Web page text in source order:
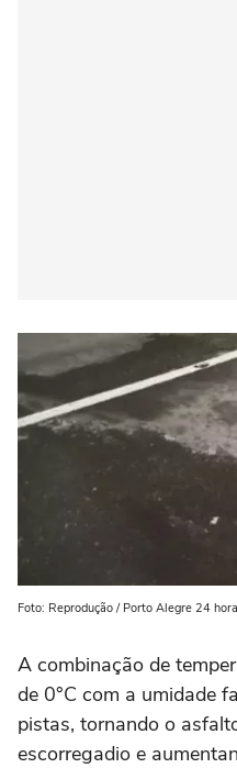
Foto: Reprodução / Porto Alegre 24
A combinação de
de 0°C com a umidade
pistas, tornando o
escorregadio e